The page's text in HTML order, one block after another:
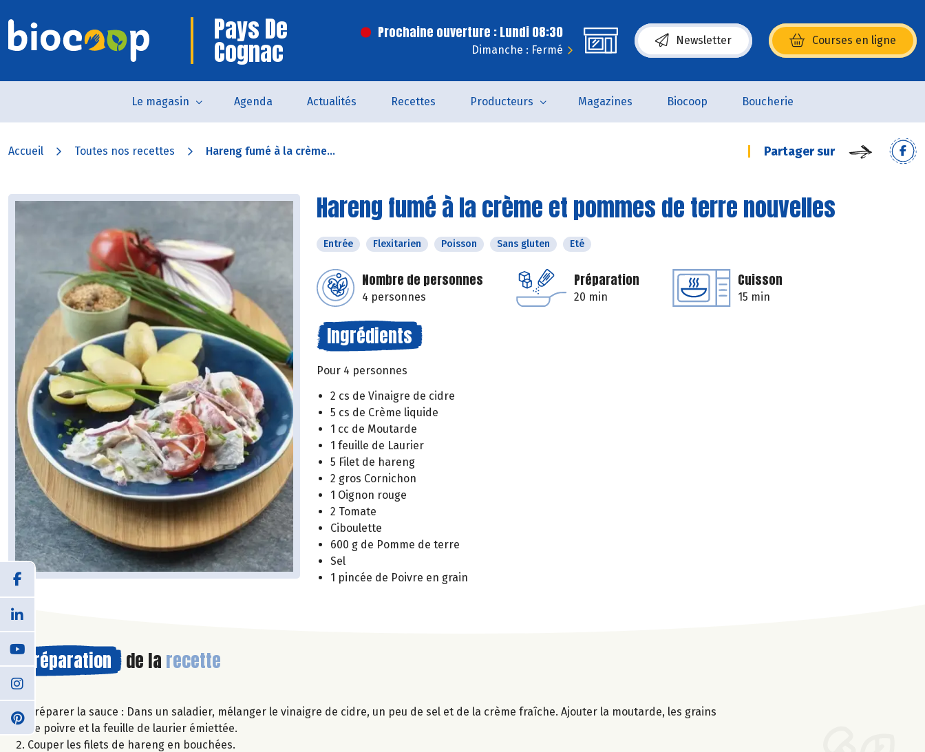
Pays De
Cognac
Prochaine ouverture : Lundi 08:30
Dimanche : Fermé
Newsletter Courses en ligne
(s’ouvre dans une nouvelle fenêtre)
Le magasin Agenda Actualités Recettes Producteurs Magazines Biocoop Boucherie
Accueil Toutes nos recettes Hareng fumé à la crème... Partager sur
Hareng fumé à la crème et pommes de terre nouvelles
Entrée Flexitarien Poisson Sans gluten Eté
Nombre de personnes
4 personnes
Préparation
20 min
Cuisson
15 min
Ingrédients
Pour 4 personnes
2 cs de Vinaigre de cidre
5 cs de Crème liquide
1 cc de Moutarde
1 feuille de Laurier
5 Filet de hareng
2 gros Cornichon
1 Oignon rouge
2 Tomate
Ciboulette
600 g de Pomme de terre
Sel
1 pincée de Poivre en grain
Préparation de la recette
Préparer la sauce : Dans un saladier, mélanger le vinaigre de cidre, un peu de sel et de la crème fraîche. Ajouter la moutarde, les grains
de poivre et la feuille de laurier émiettée.
Couper les filets de hareng en bouchées.